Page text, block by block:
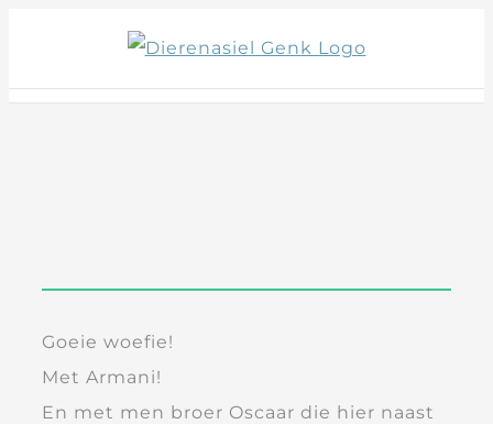
content
Goeie woefie!
Met Armani!
En met men broer Oscaar die hier naast